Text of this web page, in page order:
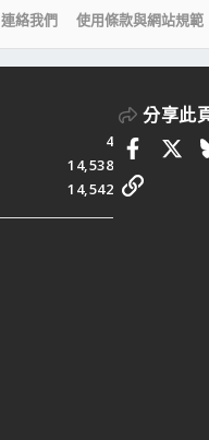
連絡我們 使用條款與網站規範
4
14,538
14,542
分享此
連結